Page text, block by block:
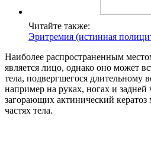
Читайте также:
Эритремия (истинная
Наиболее распространенным
является лицо, однако оно может
тела, подвергшегося длительному
например на руках, ногах и
загорающих актинический кератоз
частях тела.